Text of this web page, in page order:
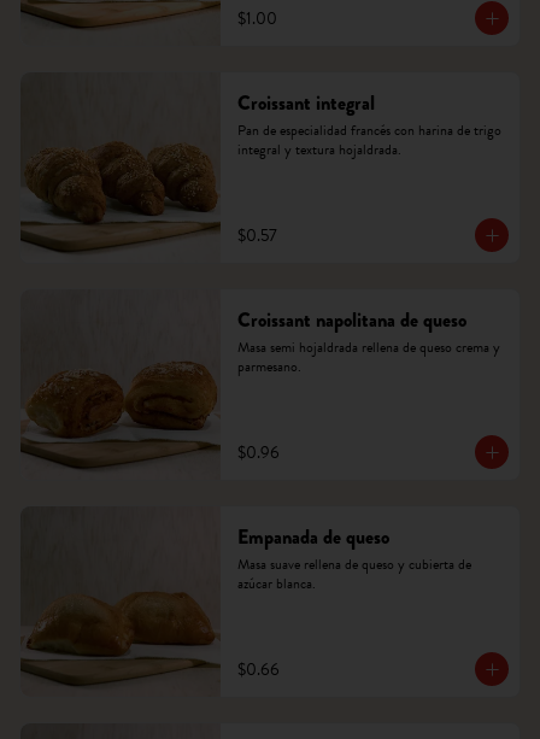
$1.00
Croissant integral
Pan de especialidad francés con harina de trigo
integral y textura hojaldrada.
$0.57
Croissant napolitana de queso
Masa semi hojaldrada rellena de queso crema y
parmesano.
$0.96
Empanada de queso
Masa suave rellena de queso y cubierta de
azúcar blanca.
$0.66